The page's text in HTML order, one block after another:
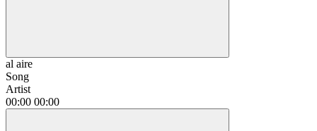
al aire
Song
Artist
00:00 00:00